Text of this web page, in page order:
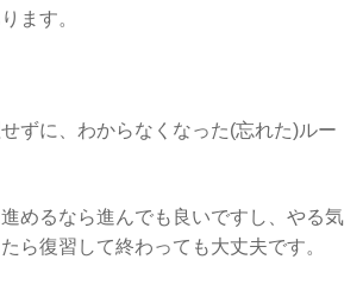
ます。
ずに、わからなくなった(忘れた)ルー
めるなら進んでも良いですし、やる気
ら復習して終わっても大丈夫です。